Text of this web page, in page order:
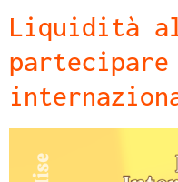
Liquidità